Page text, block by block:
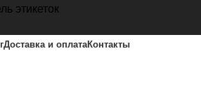
этикеток
Доставка и оплатаКонтакты